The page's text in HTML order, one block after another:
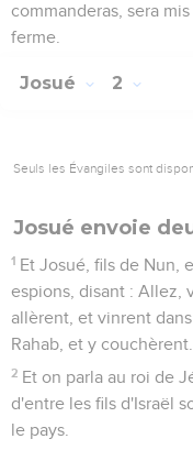
commanderas, sera
ferme.
Josué 2
Seuls les Évangiles sont
Josué envoie
1 Et Josué, fils de Nun,
espions, disant : Allez,
allèrent, et vinrent
Rahab, et y couchèrent.
2 Et on parla au roi de
d'entre les fils d'Israël
le pays.